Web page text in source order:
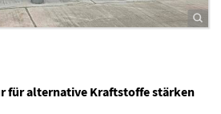
für alternative Kraftstoffe stärken